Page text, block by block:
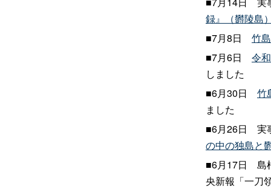
録』（欝陵島
■7月8日 竹
■7月6日 令
しました
■6月30日 竹
ました
■6月26日 実
の中の独島と
■6月17日 島
央新報「一刀